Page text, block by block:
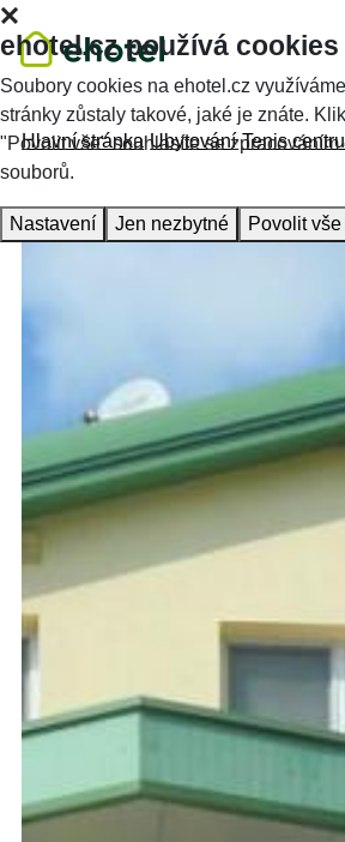
Hlavní stránka Ubytování Tenis
ehotel.cz používá cookies
Soubory cookies na ehotel.cz
stránky zůstaly takové, jaké je znáte.
"Povolit vše" souhlasíte se zpracováním
souborů.
Nastavení Jen nezbytné Povolit vše